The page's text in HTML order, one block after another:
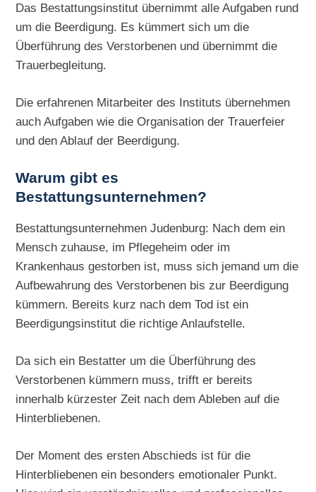
Das Bestattungsinstitut übernimmt alle Aufgaben rund
um die Beerdigung. Es kümmert sich um die
Überführung des Verstorbenen und übernimmt die
Trauerbegleitung.
Die erfahrenen Mitarbeiter des Instituts übernehmen
auch Aufgaben wie die Organisation der Trauerfeier
und den Ablauf der Beerdigung.
Warum gibt es
Bestattungsunternehmen?
Bestattungsunternehmen Judenburg: Nach dem ein
Mensch zuhause, im Pflegeheim oder im
Krankenhaus gestorben ist, muss sich jemand um die
Aufbewahrung des Verstorbenen bis zur Beerdigung
kümmern. Bereits kurz nach dem Tod ist ein
Beerdigungsinstitut die richtige Anlaufstelle.
Da sich ein Bestatter um die Überführung des
Verstorbenen kümmern muss, trifft er bereits
innerhalb kürzester Zeit nach dem Ableben auf die
Hinterbliebenen.
Der Moment des ersten Abschieds ist für die
Hinterbliebenen ein besonders emotionaler Punkt.